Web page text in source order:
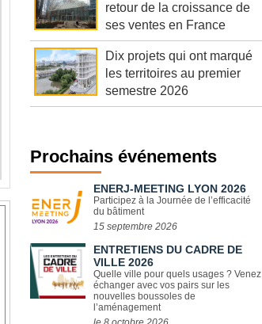
retour de la croissance de
ses ventes en France
Dix projets qui ont marqué
les territoires au premier
semestre 2026
Prochains événements
ENERJ-MEETING LYON 2026
Participez à la Journée de l’efficacité
du bâtiment
15 septembre 2026
ENTRETIENS DU CADRE DE
VILLE 2026
Quelle ville pour quels usages ? Venez
échanger avec vos pairs sur les
nouvelles boussoles de
l’aménagement